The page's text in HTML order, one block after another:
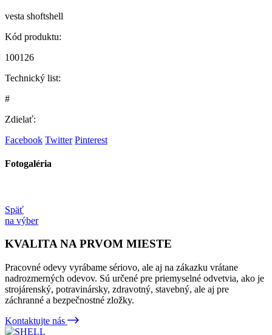
vesta shoftshell
Kód produktu:
100126
Technický list:
#
Zdielať:
Facebook Twitter Pinterest
Fotogaléria
Späť
na výber
KVALITA NA PRVOM MIESTE
Pracovné odevy vyrábame sériovo, ale aj na zákazku vrátane
nadrozmerných odevov. Sú určené pre priemyselné odvetvia, ako je
strojárenský, potravinársky, zdravotný, stavebný, ale aj pre
záchranné a bezpečnostné zložky.
Kontaktujte nás